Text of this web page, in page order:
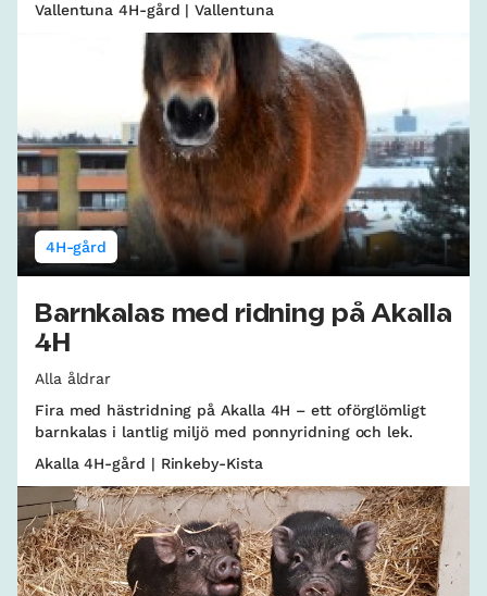
Vallentuna 4H-gård | Vallentuna
4H-gård
Barnkalas med ridning på Akalla
4H
Alla åldrar
Fira med hästridning på Akalla 4H – ett oförglömligt
barnkalas i lantlig miljö med ponnyridning och lek.
Akalla 4H-gård | Rinkeby-Kista